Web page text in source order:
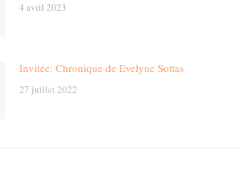
4 avril 2023
Invitée: Chronique de Evelyne Sottas
27 juillet 2022